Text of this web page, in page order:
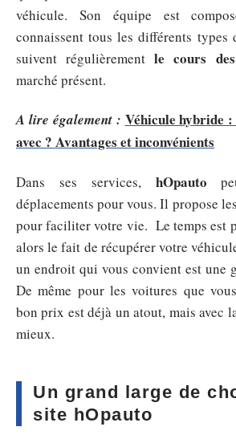
véhicule. Son équipe est
connaissent tous les différents types
suivent régulièrementle cours
marché présent.
A lire également : Véhicule hybride
avec ? Avantages et inconvénients
Dans ses services,hOpauto
déplacements pour vous. Il propose
pour faciliter votre vie. Le temps est
alors le fait de récupérer votre
un endroit qui vous convient est une
De même pour les voitures que
bon prix est déjà un atout, mais avec
mieux.
Un grand large de
site hOpauto